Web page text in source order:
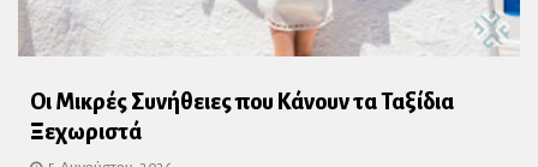
Οι Μικρές Συνήθειες που Κάνουν τα Ταξίδια
Ξεχωριστά